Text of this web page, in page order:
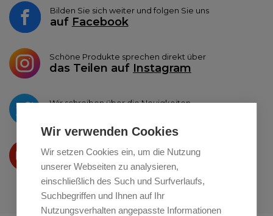
Wir verwenden Cookies
Wir setzen Cookies ein, um die Nutzung
unserer Webseiten zu analysieren,
einschließlich des Such und Surfverlaufs,
Suchbegriffen und Ihnen auf Ihr
Nutzungsverhalten angepasste Informationen
Bilden Sie sich weiter und folgen Sie uns
auf Facebook
Schöne Produkte sprechen direkt über
das Teilen auf Instagram
Wir schreiben über die Neuigkeiten
Wir präsentieren Ihre produkte
Youtube